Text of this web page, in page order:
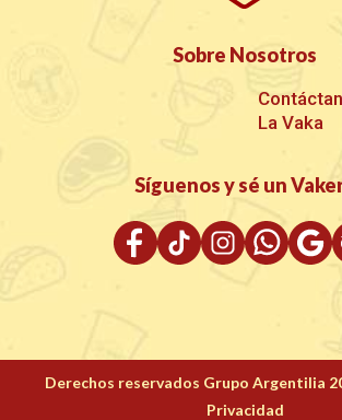
Sobre Nosotros
La Vaka
Síguenos y sé un
Derechos reservados Grupo Argentilia
Privacidad